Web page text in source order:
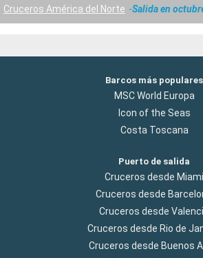
Cruceros América del Norte
Salida en
Barcos más populares
MSC World Europa
Icon of the Seas
Costa Toscana
Puerto de salida
Cruceros desde Miami
Cruceros desde
Cruceros desde
Cruceros desde Rio de
Cruceros desde Buenos